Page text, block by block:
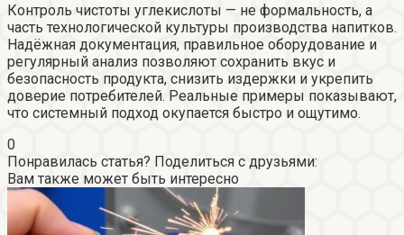
Контроль чистоты углекислоты — не формальность, а
часть технологической культуры производства напитков.
Надёжная документация, правильное оборудование и
регулярный анализ позволяют сохранить вкус и
безопасность продукта, снизить издержки и укрепить
доверие потребителей. Реальные примеры показывают,
что системный подход окупается быстро и ощутимо.
0
Понравилась статья? Поделиться с друзьями:
Вам также может быть интересно